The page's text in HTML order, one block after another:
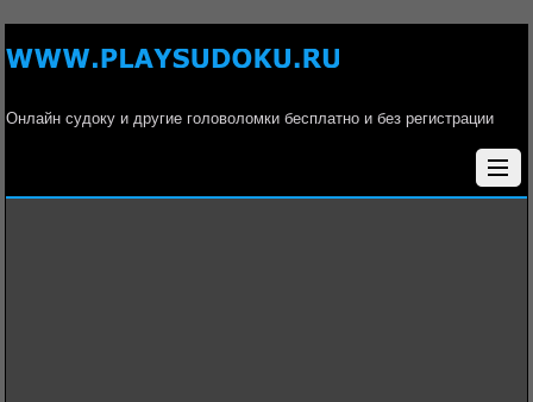
Онлайн судоку и другие головоломки бесплатно и без регистрации